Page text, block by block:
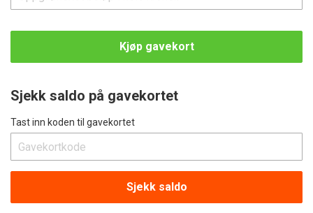
Kjøp gavekort
Sjekk saldo på gavekortet
Tast inn koden til gavekortet
Sjekk saldo